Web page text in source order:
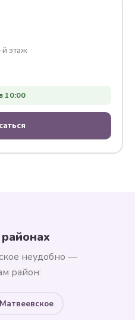
этаж
10:00
неудобно —
район:
Матвеевское